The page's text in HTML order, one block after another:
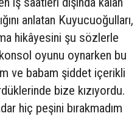
anlatan Kuyucuoğulları,
hikâyesini şu sözlerle
oyunu oynarken bu
ve babam şiddet içerikli
bize kızıyordu.
hiç peşini bırakmadım